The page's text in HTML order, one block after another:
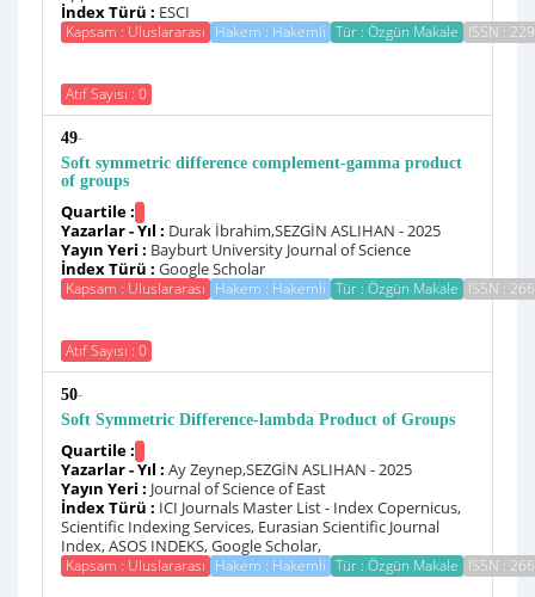
İndex Türü : ESCI
Kapsam : Uluslararası Hakem : Hakemli Tür : Özgün Makale ISSN :
Atıf Sayısı : 0
49-
Soft symmetric difference complement-gamma product
of groups
Quartile :
Yazarlar - Yıl : Durak İbrahim,SEZGİN ASLIHAN - 2025
Yayın Yeri : Bayburt University Journal of Science
İndex Türü : Google Scholar
Kapsam : Uluslararası Hakem : Hakemli Tür : Özgün Makale ISSN :
Atıf Sayısı : 0
50-
Soft Symmetric Difference-lambda Product of Groups
Quartile :
Yazarlar - Yıl : Ay Zeynep,SEZGİN ASLIHAN - 2025
Yayın Yeri : Journal of Science of East
İndex Türü : ICI Journals Master List - Index Copernicus,
Scientific Indexing Services, Eurasian Scientific Journal
Index, ASOS INDEKS, Google Scholar,
Kapsam : Uluslararası Hakem : Hakemli Tür : Özgün Makale ISSN :